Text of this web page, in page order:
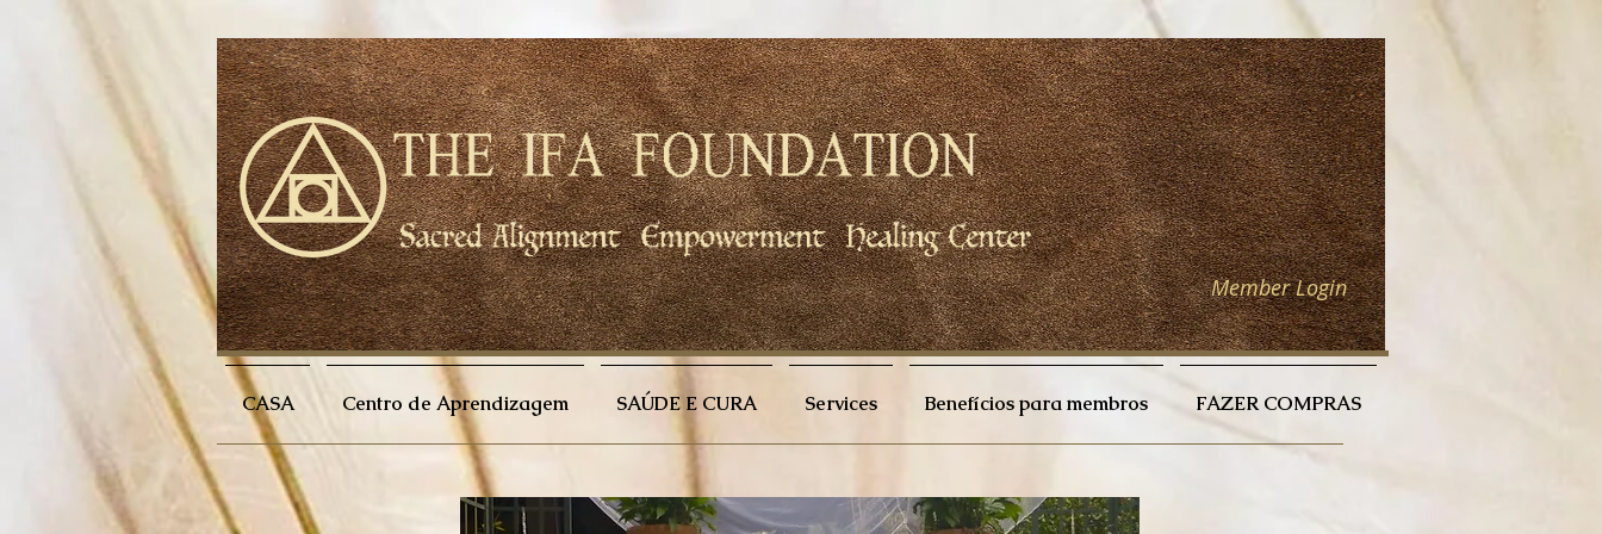
Member Login
CASA Centro de Aprendizagem SAÚDE E CURA Services Benefícios para membros FAZER COMPRAS